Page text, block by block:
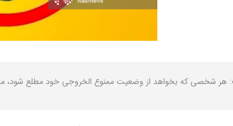
هر شخصی که بخواهد از وضعیت ممنوع الخروجی خود مطلع شود،